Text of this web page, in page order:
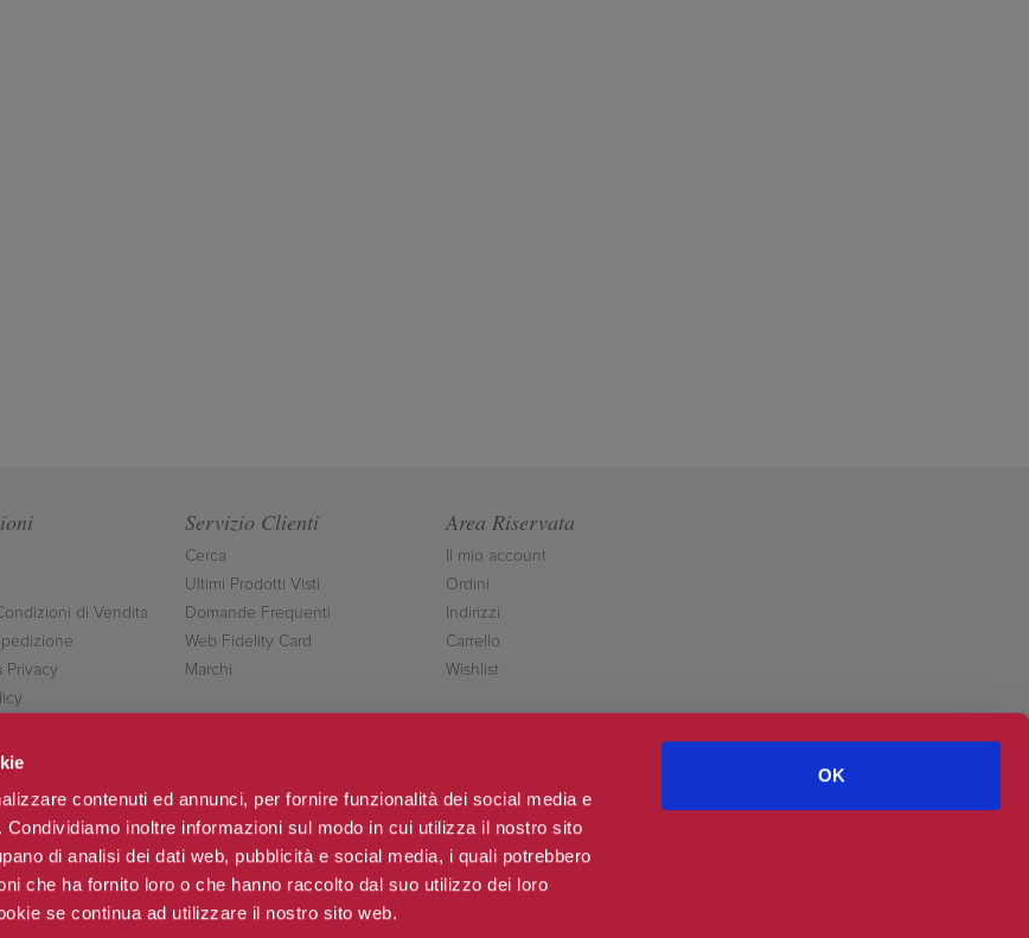
contenuti ed annunci, per fornire funzionalità dei social media e
inoltre informazioni sul modo in cui utilizza il nostro sito
di analisi dei dati web, pubblicità e social media, i quali potrebbero
che ha fornito loro o che hanno raccolto dal suo utilizzo dei loro
se continua ad utilizzare il nostro sito web.
OK
di Vendita
Privacy
Servizio Clienti
Cerca
Ultimi Prodotti Visti
Domande Frequenti
Web Fidelity Card
Marchi
Area Riservata
Il mio account
Ordini
Indirizzi
Carrello
Wishlist
Seguici